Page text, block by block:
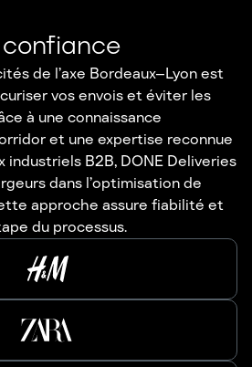
de l’axe Bordeaux–Lyon est
vos envois et éviter les
à une connaissance
et une expertise reconnue
industriels B2B, DONE Deliveries
dans l’optimisation de
approche assure fiabilité et
du processus.